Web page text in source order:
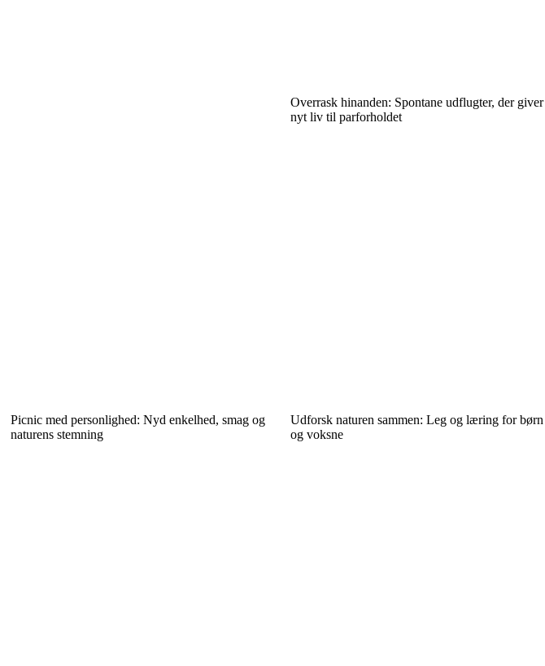
Overrask hinanden: Spontane udflugter, der giver
nyt liv til parforholdet
Picnic med personlighed: Nyd enkelhed, smag og
naturens stemning
Udforsk naturen sammen: Leg og læring for børn
og voksne